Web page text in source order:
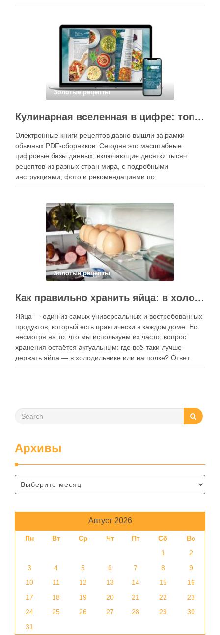
специального оборудования, однако на практике сделать
кухне. Главное — …
Золотые рецепты
Кулинарная вселенная в цифре: топ-3 самых больших электронных книг рецептов
Электронные книги рецептов давно вышли за рамки
обычных PDF-сборников. Сегодня это масштабные
цифровые базы данных, включающие десятки тысяч
рецептов из разных стран мира, с подробными
инструкциями, фото и рекомендациями по
приготовлению. В отличие от печатных изданий,
контент, расширять коллекции блюд и добавлять новые
функции. Ниже …
Золотые рецепты
Как правильно хранить яйца: в холодильнике или на полке?
Яйца — один из самых универсальных и востребованных
продуктов, который есть практически в каждом доме. Но
несмотря на то, что мы используем их часто, вопрос
хранения остаётся актуальным: где всё-таки лучше
держать яйца — в холодильнике или на полке? Ответ
зависит от нескольких факторов, включая температуру
Архивы
Август 2026
Пн Вт Ср Чт Пт Сб
Вс
1
2
3
4 5 6 7 8
9
10
11 12 13 14 15
16
17
18 19 20 21 22
23
24
25 26 27 28 29
30
31